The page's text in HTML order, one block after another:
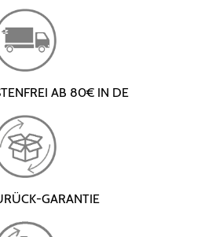
AB 80€ IN DE
GARANTIE